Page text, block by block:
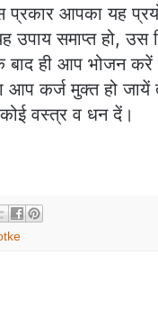
आपका यह
उपाय समाप्त हो, उस
ही आप भोजन करें
आप कर्ज मुक्त हो
वस्त्र व धन दें।